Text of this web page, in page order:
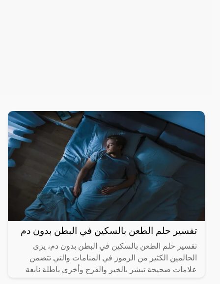
تفسير حلم الطعن بالسكين في البطن بدون دم
تفسير حلم الطعن بالسكين في البطن بدون دم، يرى
الحالمين الكثير من الرموز في المنامات والتي تتضمن
علامات صحيحة تبشر بالخير والفرج وأخرى باطلة نابعة